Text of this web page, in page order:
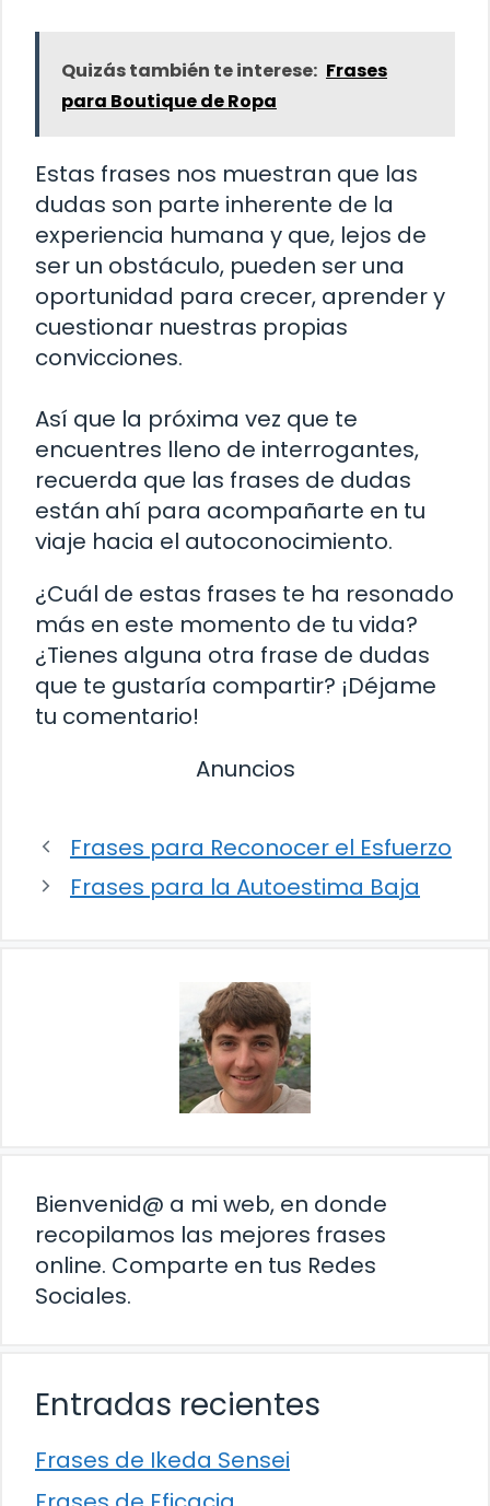
Quizás también te interese: Frases
para Boutique de Ropa
Estas frases nos muestran que las
dudas son parte inherente de la
experiencia humana y que, lejos de
ser un obstáculo, pueden ser una
oportunidad para crecer, aprender y
cuestionar nuestras propias
convicciones.
Así que la próxima vez que te
encuentres lleno de interrogantes,
recuerda que las frases de dudas
están ahí para acompañarte en tu
viaje hacia el autoconocimiento.
¿Cuál de estas frases te ha resonado
más en este momento de tu vida?
¿Tienes alguna otra frase de dudas
que te gustaría compartir? ¡Déjame
tu comentario!
Anuncios
Frases para Reconocer el Esfuerzo
Frases para la Autoestima Baja
Bienvenid@ a mi web, en donde
recopilamos las mejores frases
online. Comparte en tus Redes
Sociales.
Entradas recientes
Frases de Ikeda Sensei